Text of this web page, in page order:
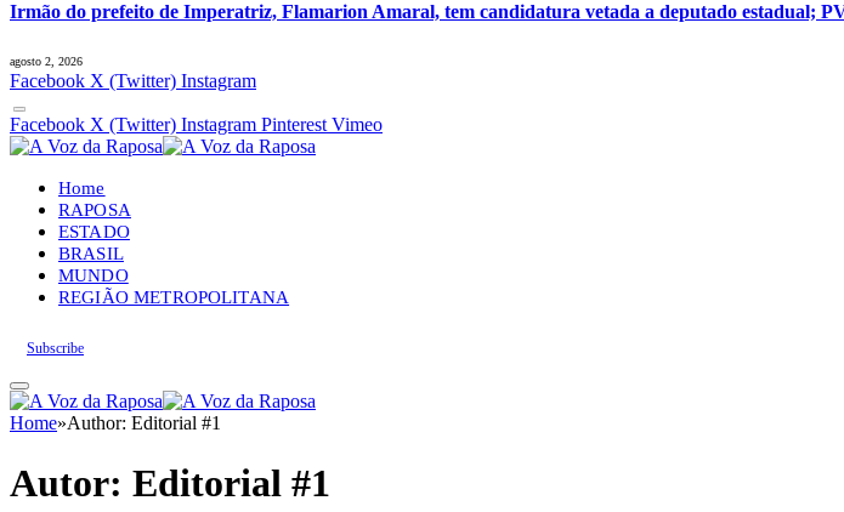
Irmão do prefeito de Imperatriz, Flamarion Amaral, tem candidatura vetada a deputado estadual;
agosto 2, 2026
Facebook X (Twitter) Instagram
Facebook X (Twitter) Instagram Pinterest Vimeo
Home
RAPOSA
ESTADO
BRASIL
MUNDO
REGIÃO METROPOLITANA
Subscribe
Home»Author: Editorial #1
Autor: Editorial #1